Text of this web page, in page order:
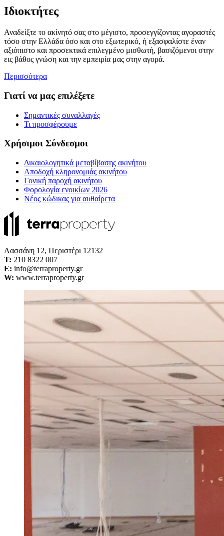
Ιδιοκτήτες
Αναδείξτε το ακίνητό σας στο μέγιστο, προσεγγίζοντας αγοραστές
τόσο στην Ελλάδα όσο και στο εξωτερικό, ή εξασφαλίστε έναν
αξιόπιστο και προσεκτικά επιλεγμένο μισθωτή, βασιζόμενοι στην
εις βάθος γνώση και την εμπειρία μας στην αγορά.
Περισσότερα
Γιατί να μας επιλέξετε
Σημαντικές συναλλαγές
Τι προσφέρουμε
Χρήσιμοι Σύνδεσμοι
Δικαιολογητικά μεταβίβασης ακινήτου
Αποδοχή κληρονομιάς ακινήτου
Γονική παροχή ακινήτου
Φορολογία ενοικίων 2026
Νέος κώδικας για αυθαίρετα
Λασσάνη 12, Περιστέρι 12132
Τ: 210 8322 007
E: info@terraproperty.gr
W: www.terraproperty.gr